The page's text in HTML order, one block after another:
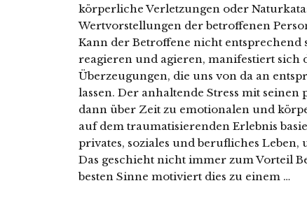
körperliche Verletzungen oder
Wertvorstellungen der betroffenen
Kann der Betroffene nicht entsprechend
reagieren und agieren, manifestiert sich
Überzeugungen, die uns von da an
lassen. Der anhaltende Stress mit
dann über Zeit zu emotionalen und
auf dem traumatisierenden Erlebnis
privates, soziales und berufliches
Das geschieht nicht immer zum Vorteil
besten Sinne motiviert dies zu einem …